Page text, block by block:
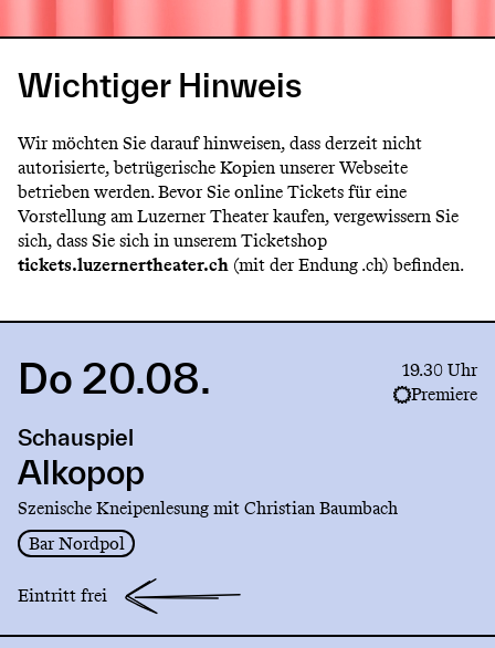
Wichtiger Hinweis
Wir möchten Sie darauf hinweisen, dass derzeit nicht
autorisierte, betrügerische Kopien unserer Webseite
betrieben werden. Bevor Sie online Tickets für eine
Vorstellung am Luzerner Theater kaufen, vergewissern Sie
sich, dass Sie sich in unserem Ticketshop
tickets.luzernertheater.ch (mit der Endung .ch) befinden.
Link
Alkopop
Do 20.08.
19.30 Uhr
Premiere
Schauspiel
Alkopop
Szenische Kneipenlesung mit Christian Baumbach
Bar Nordpol
Eintritt frei